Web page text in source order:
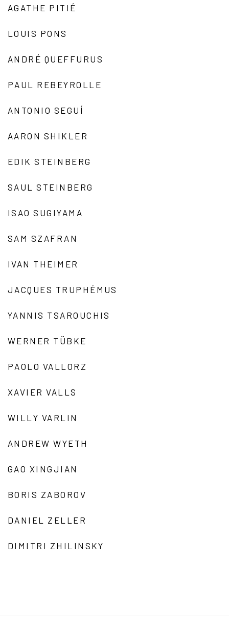
AGATHE PITIÉ
LOUIS PONS
ANDRÉ QUEFFURUS
PAUL REBEYROLLE
ANTONIO SEGUÍ
AARON SHIKLER
EDIK STEINBERG
SAUL STEINBERG
ISAO SUGIYAMA
SAM SZAFRAN
IVAN THEIMER
JACQUES TRUPHÉMUS
YANNIS TSAROUCHIS
WERNER TÜBKE
PAOLO VALLORZ
XAVIER VALLS
WILLY VARLIN
ANDREW WYETH
GAO XINGJIAN
BORIS ZABOROV
DANIEL ZELLER
DIMITRI ZHILINSKY